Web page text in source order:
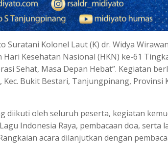
Kolonel Laut (K) dr. Widya
Kesehatan Nasional (HKN) ke-61
Sehat, Masa Depan Hebat”. Kegiatan
Kec. Bukit Bestari, Tanjungpinang, Provinsi
diikuti oleh seluruh peserta, kegiatan
Indonesia Raya, pembacaan doa, serta
acara dilanjutkan dengan